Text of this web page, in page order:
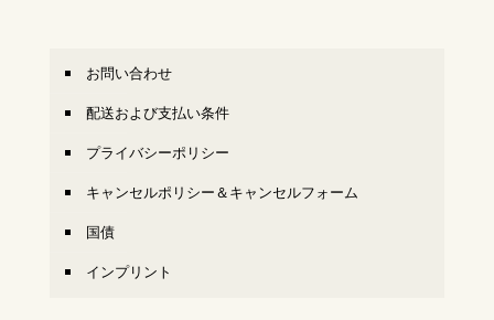
お問い合わせ
配送および支払い条件
プライバシーポリシー
キャンセルポリシー＆キャンセルフォーム
国債
インプリント